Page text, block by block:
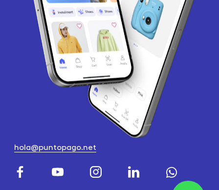
hola@puntopago.net